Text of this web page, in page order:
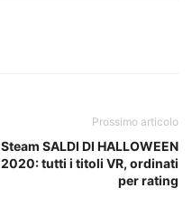
Prossimo articolo
Steam SALDI DI HALLOWEEN
2020: tutti i titoli VR, ordinati
per rating